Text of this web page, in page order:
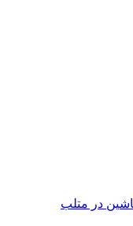
در متلب